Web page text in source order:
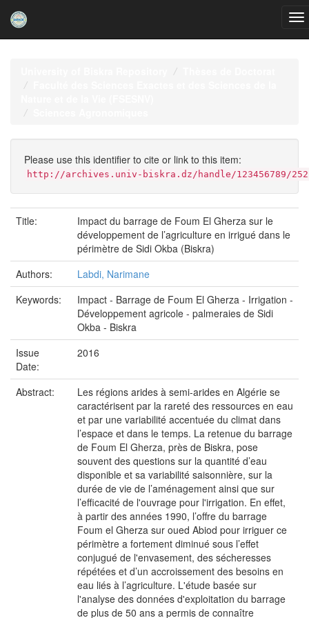
Please use this identifier to cite or link to this item:
http://archives.univ-biskra.dz/handle/123456789/
Title:
Impact du barrage de Foum El Gherza sur le
développement de l’agriculture en irrigué dans le
périmètre de Sidi Okba (Biskra)
Authors:
Labdi, Narimane
Keywords:
Impact - Barrage de Foum El Gherza - Irrigation -
Développement agricole - palmeraies de Sidi
Okba - Biskra
Issue
Date:
2016
Abstract:
Les régions arides à semi-arides en Algérie se
caractérisent par la rareté des ressources en eau
et par une variabilité accentuée du climat dans
l’espace et dans le temps. La retenue du barrage
de Foum El Gherza, près de Biskra, pose
souvent des questions sur la quantité d’eau
disponible et sa variabilité saisonnière, sur la
durée de vie de l’aménagement ainsi que sur
l’efficacité de l'ouvrage pour l'irrigation. En effet,
à partir des années 1990, l’offre du barrage
Foum el Gherza sur oued Abiod pour irriguer ce
périmètre a fortement diminué sous l’effet
conjugué de l'envasement, des sécheresses
répétées et d’un accroissement des besoins en
eau liés à l’agriculture. L'étude basée sur
l'analyse des données d'exploitation du barrage
de plus de 50 ans a permis de connaître